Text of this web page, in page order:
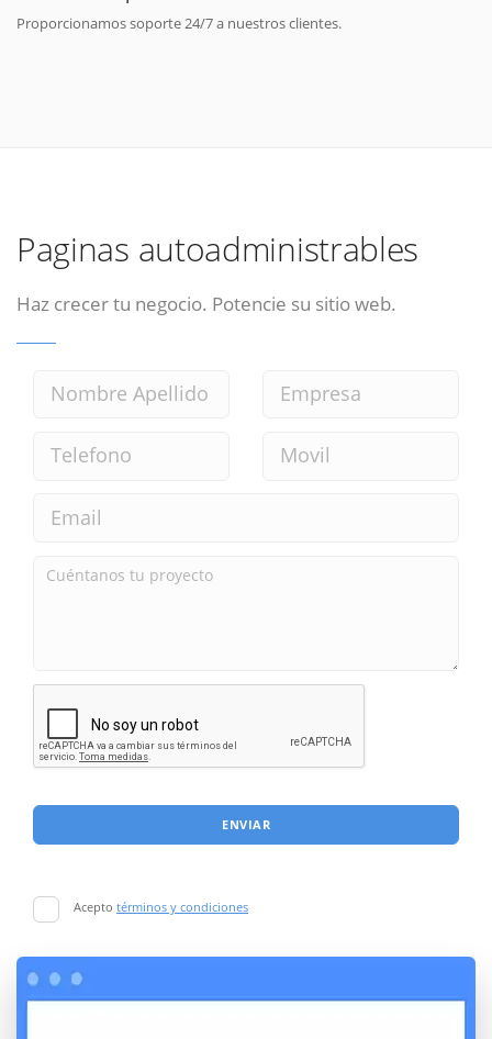
Proporcionamos soporte 24/7 a nuestros clientes.
Paginas autoadministrables
Haz crecer tu negocio. Potencie su sitio web.
ENVIAR
Acepto términos y condiciones